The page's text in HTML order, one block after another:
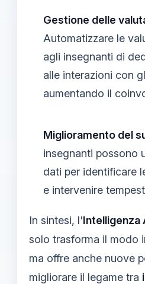
Gestione delle
Automatizzare le
agli insegnanti di
alle interazioni con
aumentando il
Miglioramento del
insegnanti possono
dati per identificare
e intervenire
In sintesi, l'Intelligenza
solo trasforma il modo
ma offre anche nuove
migliorare il legame tra